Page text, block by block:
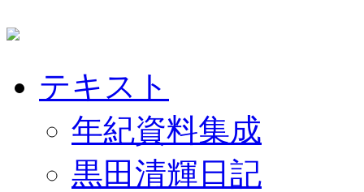
テキスト
年紀資料集成
黒田清輝日記